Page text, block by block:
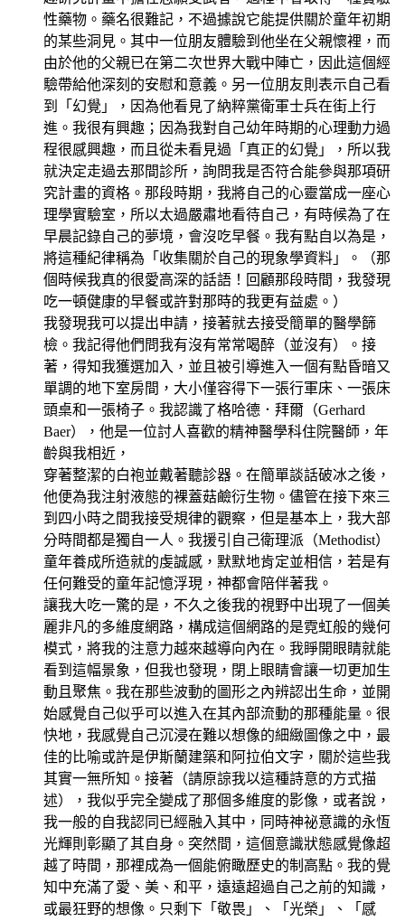
性藥物。藥名很難記，不過據說它能提供關於童年初期
的某些洞見。其中一位朋友體驗到他坐在父親懷裡，而
由於他的父親已在第二次世界大戰中陣亡，因此這個經
驗帶給他深刻的安慰和意義。另一位朋友則表示自己看
到「幻覺」，因為他看見了納粹黨衛軍士兵在街上行
進。我很有興趣；因為我對自己幼年時期的心理動力過
程很感興趣，而且從未看見過「真正的幻覺」，所以我
就決定走過去那間診所，詢問我是否符合能參與那項研
究計畫的資格。那段時期，我將自己的心靈當成一座心
理學實驗室，所以太過嚴肅地看待自己，有時候為了在
早晨記錄自己的夢境，會沒吃早餐。我有點自以為是，
將這種紀律稱為「收集關於自己的現象學資料」。（那
個時候我真的很愛高深的話語！回顧那段時間，我發現
吃一頓健康的早餐或許對那時的我更有益處。）
我發現我可以提出申請，接著就去接受簡單的醫學篩
檢。我記得他們問我有沒有常常喝醉（並沒有）。接
著，得知我獲選加入，並且被引導進入一個有點昏暗又
單調的地下室房間，大小僅容得下一張行軍床、一張床
頭桌和一張椅子。我認識了格哈德．拜爾（Gerhard
Baer），他是一位討人喜歡的精神醫學科住院醫師，年
齡與我相近，
穿著整潔的白袍並戴著聽診器。在簡單談話破冰之後，
他便為我注射液態的裸蓋菇鹼衍生物。儘管在接下來三
到四小時之間我接受規律的觀察，但是基本上，我大部
分時間都是獨自一人。我援引自己衛理派（Methodist）
童年養成所造就的虔誠感，默默地肯定並相信，若是有
任何難受的童年記憶浮現，神都會陪伴著我。
讓我大吃一驚的是，不久之後我的視野中出現了一個美
麗非凡的多維度網路，構成這個網路的是霓虹般的幾何
模式，將我的注意力越來越導向內在。我睜開眼睛就能
看到這幅景象，但我也發現，閉上眼睛會讓一切更加生
動且聚焦。我在那些波動的圖形之內辨認出生命，並開
始感覺自己似乎可以進入在其內部流動的那種能量。很
快地，我感覺自己沉浸在難以想像的細緻圖像之中，最
佳的比喻或許是伊斯蘭建築和阿拉伯文字，關於這些我
其實一無所知。接著（請原諒我以這種詩意的方式描
述），我似乎完全變成了那個多維度的影像，或者說，
我一般的自我認同已經融入其中，同時神祕意識的永恆
光輝則彰顯了其自身。突然間，這個意識狀態感覺像超
越了時間，那裡成為一個能俯瞰歷史的制高點。我的覺
知中充滿了愛、美、和平，遠遠超過自己之前的知識，
或最狂野的想像。只剩下「敬畏」、「光榮」、「感